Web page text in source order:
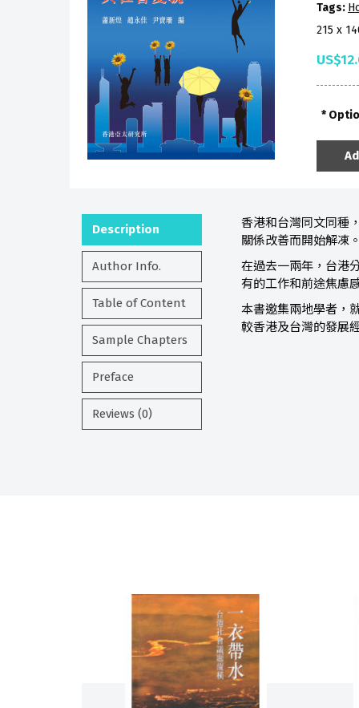
Tags:
215 x
Description
Author Info.
Table of Content
Sample Chapters
Preface
Reviews (0)
香港和台灣同文同種
關係改善而開始解凍
在過去一兩年，台港
有的工作和前途焦慮
本書邀集兩地學者，
較香港及台灣的發展